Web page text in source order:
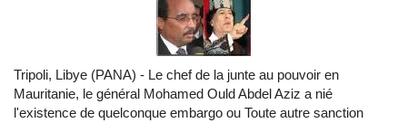
Tripoli, Libye (PANA) - Le chef de la junte au pouvoir en
Mauritanie, le général Mohamed Ould Abdel Aziz a nié
l'existence de quelconque embargo ou Toute autre sanction